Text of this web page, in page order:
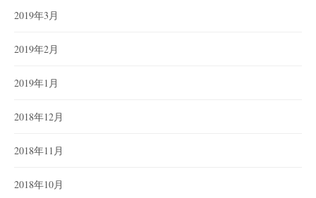
2019年3月
2019年2月
2019年1月
2018年12月
2018年11月
2018年10月